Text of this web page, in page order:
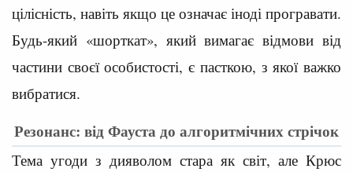
цілісність, навіть якщо це означає іноді програвати.
Будь-який «шорткат», який вимагає відмови від
частини своєї особистості, є пасткою, з якої важко
вибратися.
Резонанс: від Фауста до алгоритмічних стрічок
Тема угоди з дияволом стара як світ, але Крюс